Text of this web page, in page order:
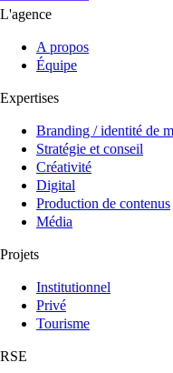
L'agence
A propos
Équipe
Expertises
Branding / identité de
Stratégie et conseil
Créativité
Digital
Production de contenus
Média
Projets
Institutionnel
Privé
Tourisme
RSE